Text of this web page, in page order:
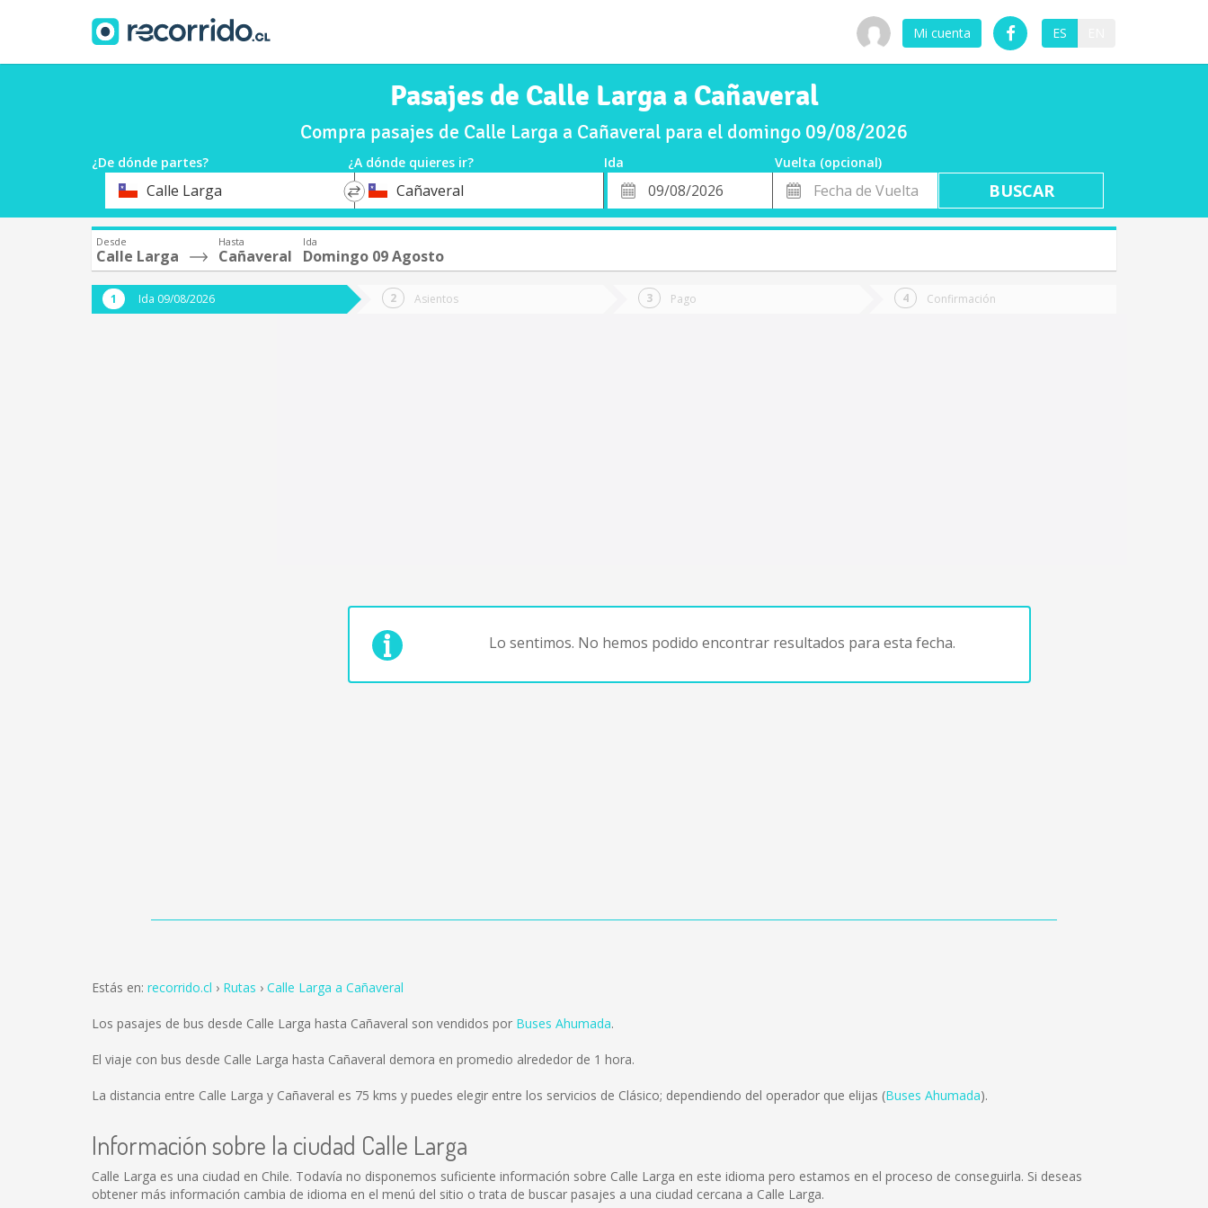
Mi cuenta ES
Pasajes de Calle Larga a Cañaveral
Compra pasajes de Calle Larga a Cañaveral para el domingo 09/08/2026
¿De dónde partes? ¿A dónde quieres ir? Ida
Vuelta (opcional)
OrigenCalle Larga
*
DestinoCañaveral
Fecha
de
Fecha
de
Vuelta
Desde
Calle Larga
Hasta
Cañaveral
Ida
Domingo 09 Agosto
Ida 09/08/2026 Asientos Pago Confirmación
Lo sentimos. No hemos podido encontrar resultados para esta fecha.
Estás en: recorrido.cl Rutas Calle Larga a Cañaveral
Los pasajes de bus desde Calle Larga hasta Cañaveral son vendidos por Buses Ahumada.
El viaje con bus desde Calle Larga hasta Cañaveral demora en promedio alrededor de 1 hora.
La distancia entre Calle Larga y Cañaveral es 75 kms y puedes elegir entre los servicios de Clásico; dependiendo del operador que elijas (Buses Ahumada).
Información sobre la ciudad Calle Larga
Calle Larga es una ciudad en Chile. Todavía no disponemos suficiente información sobre Calle Larga en este idioma pero estamos en el proceso de conseguirla. Si deseas
obtener más información cambia de idioma en el menú del sitio o trata de buscar pasajes a una ciudad cercana a Calle Larga.